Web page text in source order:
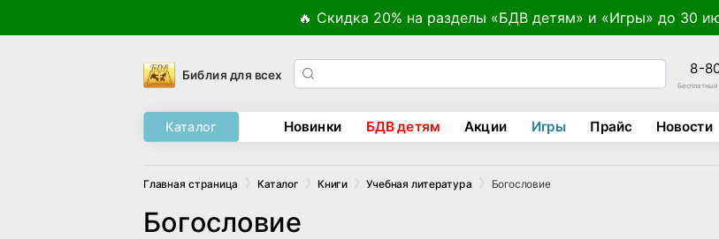
🔥 Скидка 20% на разделы «БДВ детям» и «Игры» до 30
Библия для всех 8-
Каталог Новинки БДВ детям Акции Игры Прайс Новости
Главная страница Каталог Книги Учебная литература Богословие
Богословие